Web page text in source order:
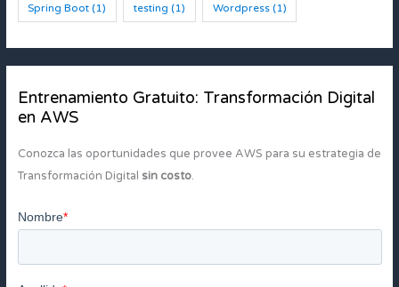
Spring Boot (1) testing (1) Wordpress(1)
Entrenamiento Gratuito: Transformación Digital
en AWS
Conozca las oportunidades que provee AWS para su estrategia de
Transformación Digital sin costo.